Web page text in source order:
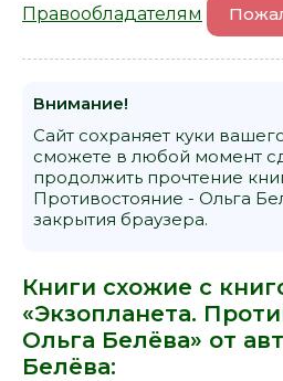
Правообладателям
Внимание!
Сайт сохраняет куки
сможете в любой момент
продолжить прочтение
Противостояние - Ольга
закрытия браузера.
Книги схожие с
«Экзопланета.
Ольга Белёва» от
Белёва: